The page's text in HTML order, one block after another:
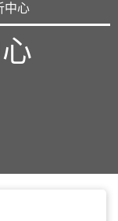
中心